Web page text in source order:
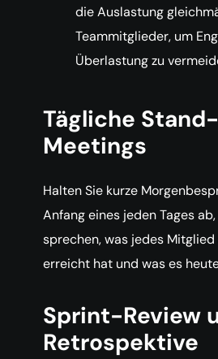
die Auslastung
Teammitglieder, um
Überlastung zu
Tägliche
Meetings
Halten Sie kurze
Anfang eines jeden Tages
sprechen, was jedes
erreicht hat und was es
Sprint-Review
Retrospektive